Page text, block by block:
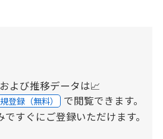
よび推移データは📈
登録（無料） で閲覧できます。
すぐにご登録いただけます。